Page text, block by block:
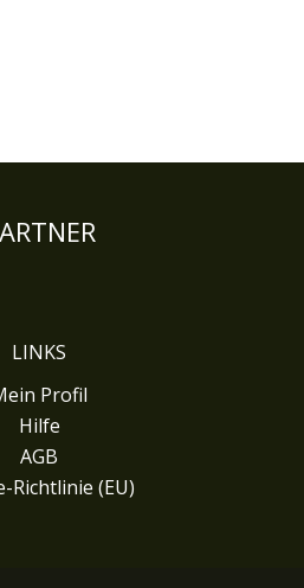
LINKS
Profil
Hilfe
AGB
Richtlinie (EU)